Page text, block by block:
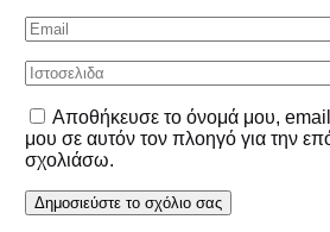
Αποθήκευσε το όνομά μου,
μου σε αυτόν τον πλοηγό για την
σχολιάσω.